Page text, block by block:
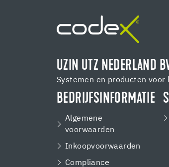
UZIN UTZ NEDERLAND
Systemen en producten
BEDRIJFSINFORMATIE
Algemene
voorwaarden
Inkoopvoorwaarden
Compliance